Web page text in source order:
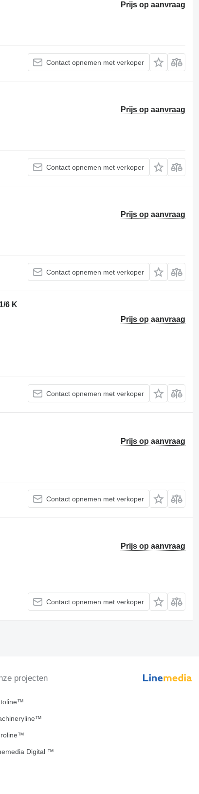
Prijs op aanvraag
Contact opnemen met verkoper
Prijs op aanvraag
Contact opnemen met verkoper
Prijs op aanvraag
Contact opnemen met verkoper
6 K
Prijs op aanvraag
Contact opnemen met verkoper
Prijs op aanvraag
Contact opnemen met verkoper
Prijs op aanvraag
Contact opnemen met verkoper
projecten
Digital ™